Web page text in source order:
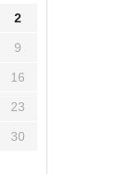
2
9
16
23
30